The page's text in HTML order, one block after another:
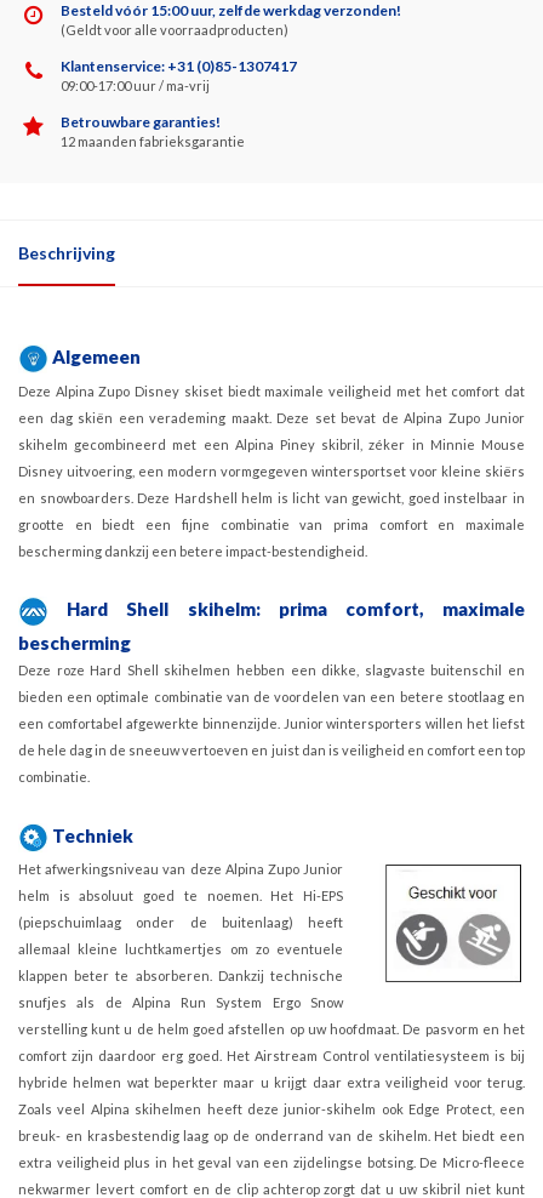
Besteld vóór 15:00 uur, zelfde werkdag verzonden!
(Geldt voor alle voorraadproducten)
Klantenservice: +31 (0)85-1307417
09:00-17:00 uur / ma-vrij
Betrouwbare garanties!
12 maanden fabrieksgarantie
Beschrijving
Algemeen
Deze Alpina Zupo Disney skiset biedt maximale veiligheid met het comfort dat
een dag skiën een verademing maakt. Deze set bevat de Alpina Zupo Junior
skihelm gecombineerd met een Alpina Piney skibril, zéker in Minnie Mouse
Disney uitvoering, een modern vormgegeven wintersportset voor kleine skiërs
en snowboarders. Deze Hardshell helm is licht van gewicht, goed instelbaar in
grootte en biedt een fijne combinatie van prima comfort en maximale
bescherming dankzij een betere impact-bestendigheid.
Hard Shell skihelm: prima comfort, maximale
bescherming
Deze roze Hard Shell skihelmen hebben een dikke, slagvaste buitenschil en
bieden een optimale combinatie van de voordelen van een betere stootlaag en
een comfortabel afgewerkte binnenzijde. Junior wintersporters willen het liefst
de hele dag in de sneeuw vertoeven en juist dan is veiligheid en comfort een top
combinatie.
Techniek
Het afwerkingsniveau van deze Alpina Zupo Junior
helm is absoluut goed te noemen. Het Hi-EPS
(piepschuimlaag onder de buitenlaag) heeft
allemaal kleine luchtkamertjes om zo eventuele
klappen beter te absorberen. Dankzij technische
snufjes als de Alpina Run System Ergo Snow
verstelling kunt u de helm goed afstellen op uw hoofdmaat. De pasvorm en het
comfort zijn daardoor erg goed. Het Airstream Control ventilatiesysteem is bij
hybride helmen wat beperkter maar u krijgt daar extra veiligheid voor terug.
Zoals veel Alpina skihelmen heeft deze junior-skihelm ook Edge Protect, een
breuk- en krasbestendig laag op de onderrand van de skihelm. Het biedt een
extra veiligheid plus in het geval van een zijdelingse botsing. De Micro-fleece
nekwarmer levert comfort en de clip achterop zorgt dat u uw skibril niet kunt